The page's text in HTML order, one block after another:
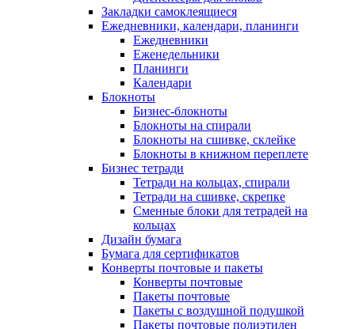
Закладки самоклеящиеся
Ежедневники, календари, планинги
Ежедневники
Еженедельники
Планинги
Календари
Блокноты
Бизнес-блокноты
Блокноты на спирали
Блокноты на сшивке, склейке
Блокноты в книжном переплете
Бизнес тетради
Тетради на кольцах, спирали
Тетради на сшивке, скрепке
Сменные блоки для тетрадей на
кольцах
Дизайн бумага
Бумага для сертификатов
Конверты почтовые и пакеты
Конверты почтовые
Пакеты почтовые
Пакеты с воздушной подушкой
Пакеты почтовые полиэтилен